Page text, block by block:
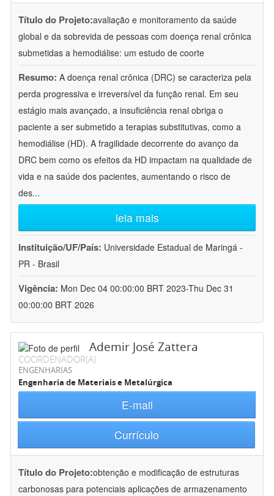
Título do Projeto:avaliação e monitoramento da saúde
global e da sobrevida de pessoas com doença renal crônica
submetidas a hemodiálise: um estudo de coorte
Resumo: A doença renal crônica (DRC) se caracteriza pela
perda progressiva e irreversível da função renal. Em seu
estágio mais avançado, a insuficiência renal obriga o
paciente a ser submetido a terapias substitutivas, como a
hemodiálise (HD). A fragilidade decorrente do avanço da
DRC bem como os efeitos da HD impactam na qualidade de
vida e na saúde dos pacientes, aumentando o risco de
des...
leia mais
Instituição/UF/País: Universidade Estadual de Maringá -
PR - Brasil
Vigência: Mon Dec 04 00:00:00 BRT 2023-Thu Dec 31
00:00:00 BRT 2026
Ademir José Zattera
COORDENADOR(A)
ENGENHARIAS
Engenharia de Materiais e Metalúrgica
E-mail
Currículo
Título do Projeto:obtenção e modificação de estruturas
carbonosas para potenciais aplicações de armazenamento